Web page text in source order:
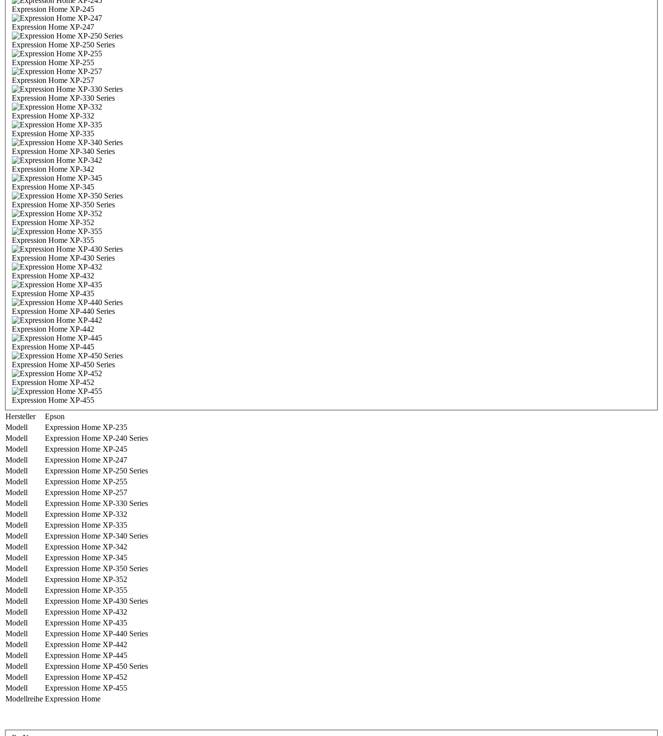
Expression Home XP-245
Expression Home XP-247
Expression Home XP-250 Series
Expression Home XP-255
Expression Home XP-257
Expression Home XP-330 Series
Expression Home XP-332
Expression Home XP-335
Expression Home XP-340 Series
Expression Home XP-342
Expression Home XP-345
Expression Home XP-350 Series
Expression Home XP-352
Expression Home XP-355
Expression Home XP-430 Series
Expression Home XP-432
Expression Home XP-435
Expression Home XP-440 Series
Expression Home XP-442
Expression Home XP-445
Expression Home XP-450 Series
Expression Home XP-452
Expression Home XP-455
Hersteller
Epson
Modell
Expression Home XP-235
Modell
Expression Home XP-240 Series
Modell
Expression Home XP-245
Modell
Expression Home XP-247
Modell
Expression Home XP-250 Series
Modell
Expression Home XP-255
Modell
Expression Home XP-257
Modell
Expression Home XP-330 Series
Modell
Expression Home XP-332
Modell
Expression Home XP-335
Modell
Expression Home XP-340 Series
Modell
Expression Home XP-342
Modell
Expression Home XP-345
Modell
Expression Home XP-350 Series
Modell
Expression Home XP-352
Modell
Expression Home XP-355
Modell
Expression Home XP-430 Series
Modell
Expression Home XP-432
Modell
Expression Home XP-435
Modell
Expression Home XP-440 Series
Modell
Expression Home XP-442
Modell
Expression Home XP-445
Modell
Expression Home XP-450 Series
Modell
Expression Home XP-452
Modell
Expression Home XP-455
Modellreihe Expression Home